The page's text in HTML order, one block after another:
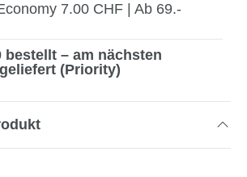
7.00 CHF | Ab 69.-
bestellt – am nächsten
(Priority)